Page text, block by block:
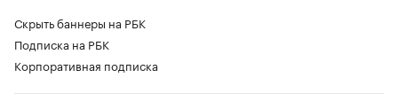
Скрыть баннеры на РБК
Подписка на РБК
Корпоративная подписка